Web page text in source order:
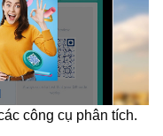
công cụ phân tích.